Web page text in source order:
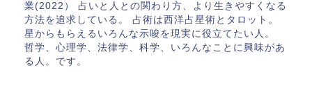
業(2022） 占いと人との関わり方、より生きやすくなる
方法を追求している。 占術は西洋占星術とタロット。
星からもらえるいろんな示唆を現実に役立てたい人。
哲学、心理学、法律学、科学、いろんなことに興味があ
る人。です。